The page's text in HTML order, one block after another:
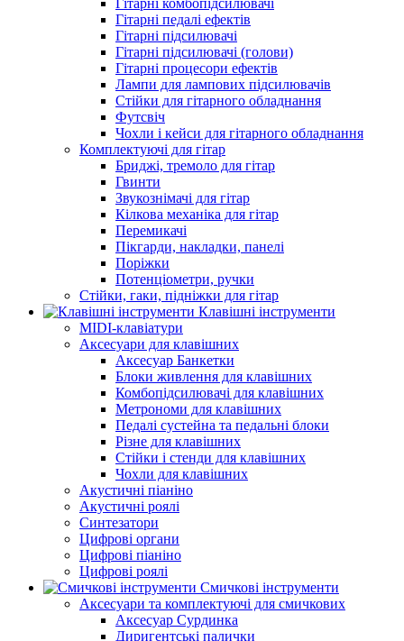
Гітарні комбопідсилювачі
Гітарні педалі ефектів
Гітарні підсилювачі
Гітарні підсилювачі (голови)
Гітарні процесори ефектів
Лампи для лампових підсилювачів
Стійки для гітарного обладнання
Футсвіч
Чохли і кейси для гітарного обладнання
Комплектуючі для гітар
Бриджі, тремоло для гітар
Гвинти
Звукознімачі для гітар
Кілкова механіка для гітар
Перемикачі
Пікгарди, накладки, панелі
Поріжки
Потенціометри, ручки
Стійки, гаки, підніжки для гітар
Клавішні інструменти
MIDI-клавіатури
Аксесуари для клавішних
Аксесуар Банкетки
Блоки живлення для клавішних
Комбопідсилювачі для клавішних
Метрономи для клавішних
Педалі сустейна та педальні блоки
Різне для клавішних
Стійки і стенди для клавішних
Чохли для клавішних
Акустичні піаніно
Акустичні роялі
Синтезатори
Цифрові органи
Цифрові піаніно
Цифрові роялі
Смичкові інструменти
Аксесуари та комплектуючі для смичкових
Аксесуар Сурдинка
Диригентські палички